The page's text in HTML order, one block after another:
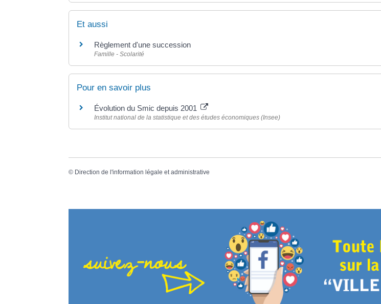
Et aussi
Règlement d'une succession
Famille - Scolarité
Pour en savoir plus
Évolution du Smic depuis 2001
Institut national de la statistique et des études économiques (Insee)
© Direction de l'information légale et administrative